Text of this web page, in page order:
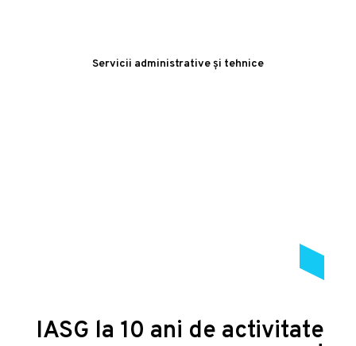
Servicii administrative și tehnice
IASG la 10 ani de activitate